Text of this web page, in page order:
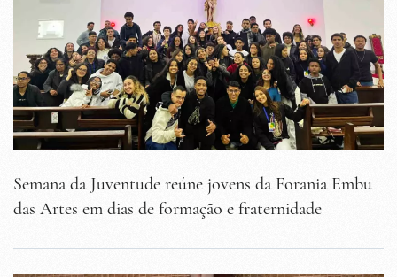
Semana da Juventude reúne jovens da Forania Embu
das Artes em dias de formação e fraternidade